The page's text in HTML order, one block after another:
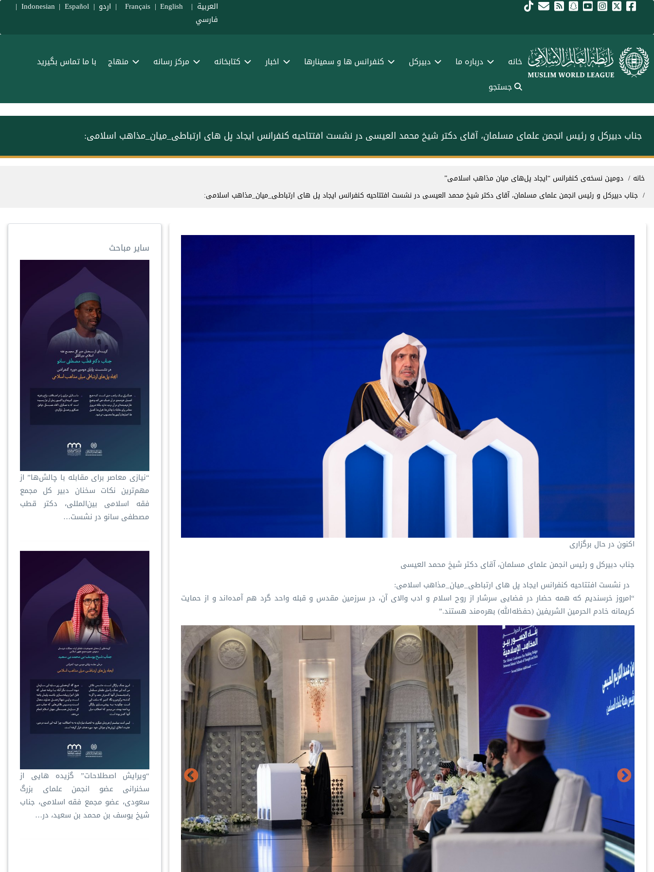
رفتن به محتوای اصلی العربية |
|English
| اردو |
Indonesian | Español
|
فارسي
Main navigation Farsi خانه درباره ما دبیرکل کنفرانس ها و سمینارها اخبار کتابخانه مرکز رسانه منهاج
با ما تماس بگیرید
جستجو
جناب دبیرکل و رئیس انجمن علمای مسلمان، آقای دکتر شیخ محمد العیسی در نشست افتتاحیه کنفرانس ایجاد پل های ارتباطی_میان_مذاهب اسلامی:
مسیر راهنما
خانه
دومین نسخه‌ی کنفرانس “ایجاد پل‌های میان مذاهب اسلامی”
جناب دبیرکل و رئیس انجمن علمای مسلمان، آقای دکتر شیخ محمد العیسی در نشست افتتاحیه کنفرانس ایجاد پل های ارتباطی_میان_مذاهب اسلامی:
اکنون در حال برگزاری
جناب دبیرکل و رئیس انجمن علمای مسلمان، آقای دکتر شیخ محمد العیسی
در نشست افتتاحیه کنفرانس ایجاد پل های ارتباطی_میان_مذاهب اسلامی:
“امروز خرسندیم که همه حضار در فضایی سرشار از روح اسلام و ادب والای آن، در سرزمین مقدس و قبله واحد گرد هم آمده‌اند و از حمایت
کریمانه خادم الحرمین الشریفین (حفظه‌الله) بهره‌مند هستند.”
سایر مباحث
“نیازی معاصر برای مقابله با چالش‌ها” از
مهم‌ترین نکات سخنان دبیر کل مجمع
فقه اسلامی بین‌المللی، دکتر قطب
مصطفی سانو در نشست…
“ویرایش اصطلاحات” گزیده هایی از
سخنرانی عضو انجمن علمای بزرگ
سعودی، عضو مجمع فقه اسلامی، جناب
شیخ یوسف بن محمد بن سعید، در…